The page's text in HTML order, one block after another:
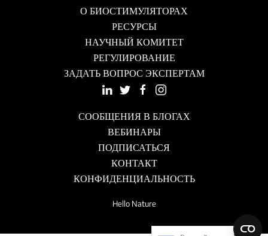
О БИОСТИМУЛЯТОРАХ
РЕСУРСЫ
НАУЧНЫЙ КОМИТЕТ
РЕГУЛИРОВАНИЕ
ЗАДАТЬ ВОПРОС ЭКСПЕРТАМ
СООБЩЕНИЯ В БЛОГАХ
ВЕБИНАРЫ
ПОДПИСАТЬСЯ
КОНТАКТ
КОНФИДЕНЦИАЛЬНОСТЬ
Hello Nature